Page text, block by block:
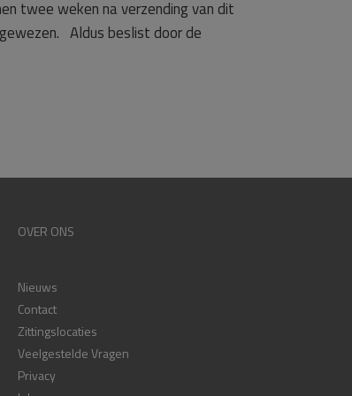
twee weken na verzending van dit
Aldus beslist door de
OVER ONS
Nieuws
Contact
Zittingslocaties
Veelgestelde Vragen
Privacy